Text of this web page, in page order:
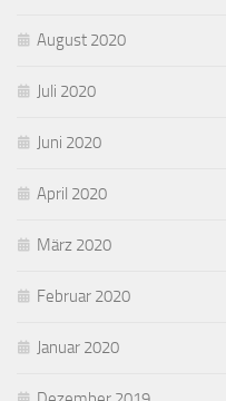
August 2020
Juli 2020
Juni 2020
April 2020
März 2020
Februar 2020
Januar 2020